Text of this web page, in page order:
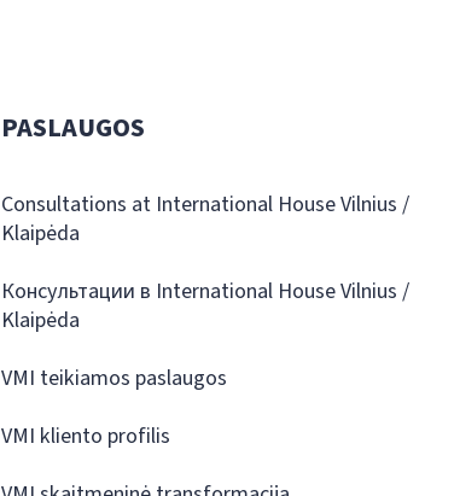
PASLAUGOS
Consultations at International House Vilnius /
Klaipėda
Консультации в International House Vilnius /
Klaipėda
VMI teikiamos paslaugos
VMI kliento profilis